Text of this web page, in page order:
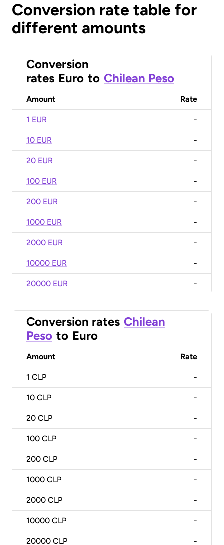
Conversion rate table for
different amounts
Conversion
rates Euro to Chilean Peso
Amount Rate
1 EUR -
10 EUR -
20 EUR -
100 EUR -
200 EUR -
1000 EUR -
2000 EUR -
10000 EUR -
20000 EUR -
Conversion rates Chilean
Peso to Euro
Amount Rate
1 CLP -
10 CLP -
20 CLP -
100 CLP -
200 CLP -
1000 CLP -
2000 CLP -
10000 CLP -
20000 CLP -